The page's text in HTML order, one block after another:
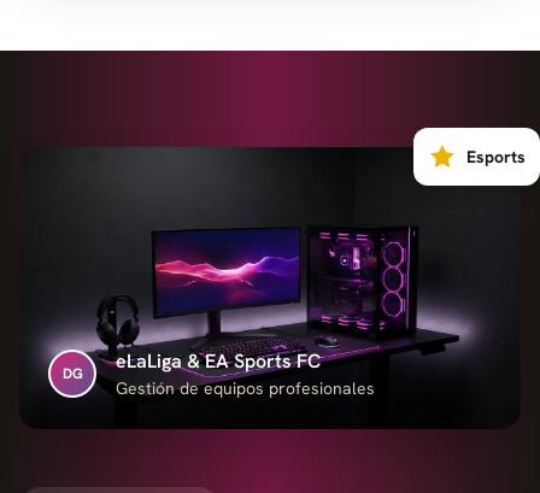
DG eLaLiga & EA Sports FC
Gestión de equipos profesionales
Esports